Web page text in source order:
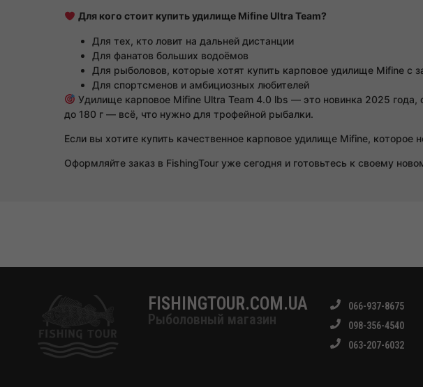
Для кого стоит купить удилище Mifine Ultra Team?
Для тех, кто ловит на дальней дистанции
Для фанатов больших водоёмов
Для рыболовов, которые хотят купить карповое удилище Mifine с
Для спортсменов и амбициозных любителей
Удилище карповое Mifine Ultra Team 4.0 lbs — это новинка 2025
до 180 г — всё, что нужно для трофейной рыбалки.
Если вы хотите купить качественное карповое удилище Mifine,
Оформляйте заказ в FishingTour уже сегодня и готовьтесь к своему
FISHINGTOUR.COM.UA
Рыболовный магазин
066-937-8675
098-356-4540
063-207-6032